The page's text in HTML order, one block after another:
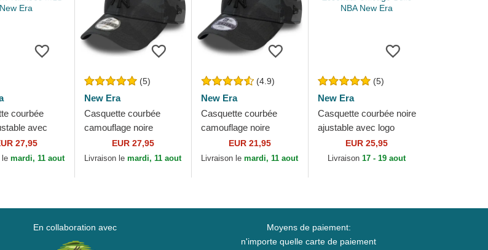
courbée
avec
9FORTY Tonal
York Yankees
27,95
lemardi, 11 aout
(5)
New Era
Casquette courbée
camouflage noire
ajustable avec logo noir
9FORTY League
EUR 27,95
Livraison lemardi, 11 aout
(4.9)
New Era
Casquette courbée
camouflage noire
ajustable pour enfant
avec logo noir 9FORTY
EUR 21,95
Livraison lemardi, 11 aout
(5)
New Era
Casquette courbée noire
ajustable avec logo
blanc 9FORTY League
Essential Chicago Bulls
EUR 25,95
Livraison17 - 19 aout
En collaboration avec
Moyens de paiement:
n'importe quelle carte de paiement